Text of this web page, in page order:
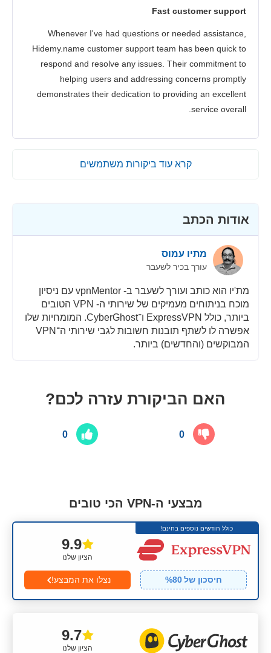
Fast customer support
Whenever I've had questions or needed assistance,
Hidemy.name customer support team has been quick to
respond and resolve any issues. Their commitment to
helping users and addressing concerns promptly
demonstrates their dedication to providing an excellent
service overall.
קרא עוד ביקורות משתמשים
אודות הכתב
מתיו עמוס
עורך בכיר לשעבר
מת'יו הוא כותב ועורך לשעבר ב- vpnMentor עם ניסיון
מוכח בניתוחים מעמיקים של שירותי ה- VPN הטובים
ביותר, כולל ExpressVPN ו־CyberGhost. המומחיות שלו
אפשרה לו לשתף תובנות חשובות לגבי שירותי ה־VPN
המבוקשים (והחדשים) ביותר.
האם הביקורת עזרה לכם?
0 0
מבצעי ה-VPN הכי טובים
כולל חודשים נוספים בחינם!
הציון שלנו
9.9
חיסכון של80
% נצלו את המבצע!
הציון שלנו
9.7